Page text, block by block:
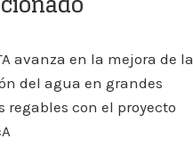
avanza en la mejora de la
del agua en grandes
regables con el proyecto